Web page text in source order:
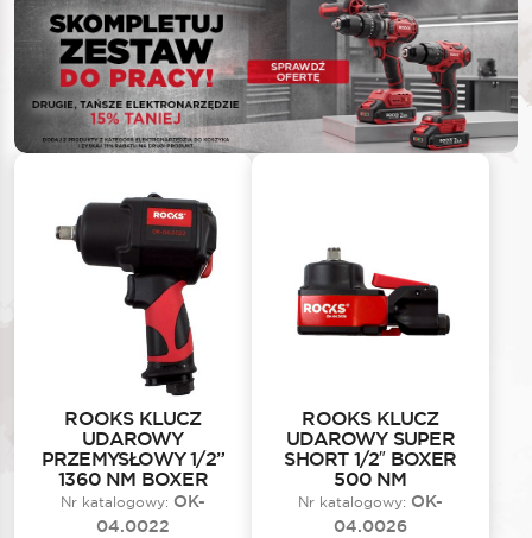
ROOKS KLUCZ
UDAROWY
PRZEMYSŁOWY 1/2”
1360 NM BOXER
Nr katalogowy: OK-
04.0022
ROOKS KLUCZ
UDAROWY SUPER
SHORT 1/2″ BOXER
500 NM
Nr katalogowy: OK-
04.0026